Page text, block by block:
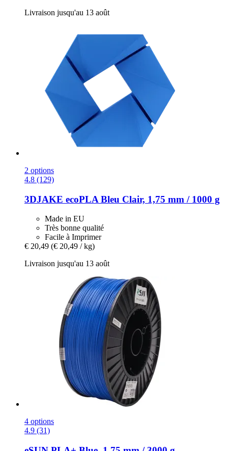
Livraison jusqu'au 13 août
2 options
4.8 (129)
3DJAKE ecoPLA Bleu Clair, 1,75 mm / 1000 g
Made in EU
Très bonne qualité
Facile à Imprimer
€ 20,49 (€ 20,49 / kg)
Livraison jusqu'au 13 août
4 options
4.9 (31)